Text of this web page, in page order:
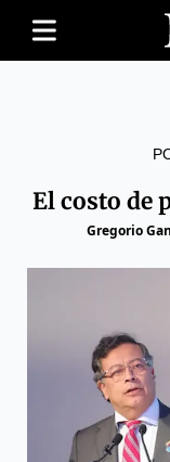
El costo de
Gregorio